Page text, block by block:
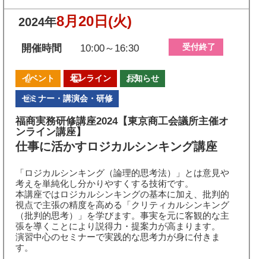
2024年8月20日 (火)
開催時間 10:00～16:30 受付終了
イベント オンライン お知らせ
セミナー・講演会・研修
福商実務研修講座2024【東京商工会議所主催オ
ンライン講座】
仕事に活かすロジカルシンキング講座
「ロジカルシンキング（論理的思考法）」とは意見や
考えを単純化し分かりやすくする技術です。
本講座ではロジカルシンキングの基本に加え、批判的
視点で主張の精度を高める「クリティカルシンキング
（批判的思考）」を学びます。事実を元に客観的な主
張を導くことにより説得力・提案力が高まります。
演習中心のセミナーで実践的な思考力が身に付きま
す。